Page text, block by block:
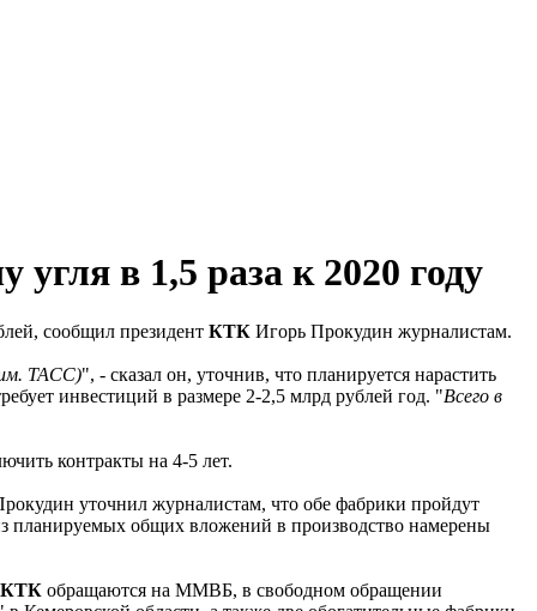
в 1,5 раза к 2020 году
сообщил президент КТК Игорь Прокудин журналистам.
ТАСС)", - сказал он, уточнив, что планируется нарастить
инвестиций в размере 2-2,5 млрд рублей год. "Всего в
контракты на 4-5 лет.
уточнил журналистам, что обе фабрики пройдут
планируемых общих вложений в производство намерены
КТК обращаются на ММВБ, в свободном обращении